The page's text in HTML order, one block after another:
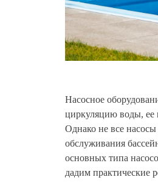
Насосное
циркуляцию воды, ее
Однако не все
обслуживания
основных типа
дадим практические